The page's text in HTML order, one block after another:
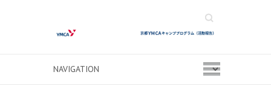
Search